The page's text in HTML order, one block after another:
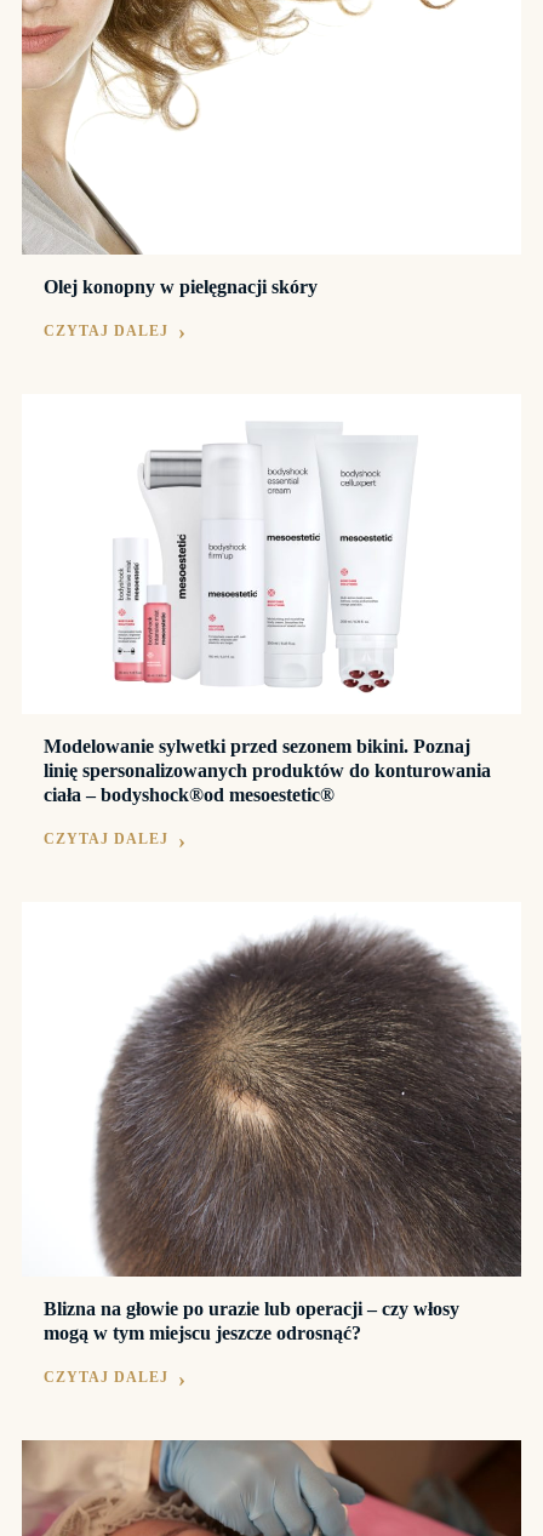
Olej konopny w pielęgnacji skóry
CZYTAJ DALEJ
Modelowanie sylwetki przed sezonem bikini. Poznaj
linię spersonalizowanych produktów do konturowania
ciała – bodyshock®od mesoestetic®
CZYTAJ DALEJ
Blizna na głowie po urazie lub operacji – czy włosy
mogą w tym miejscu jeszcze odrosnąć?
CZYTAJ DALEJ